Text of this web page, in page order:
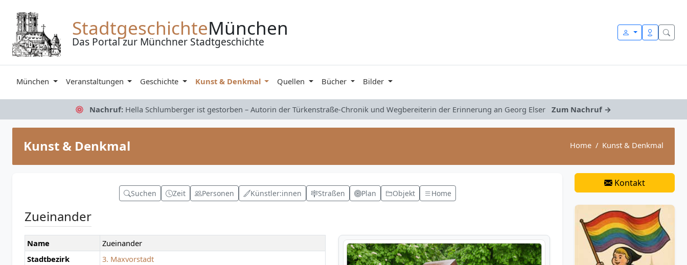
StadtgeschichteMünchen
Das Portal zur Münchner Stadtgeschichte
München Veranstaltungen Geschichte Kunst & Denkmal Quellen Bücher Bilder
Nachruf: Hella Schlumberger ist gestorben – Autorin der Türkenstraße-Chronik und Wegbereiterin der Erinnerung an Georg Elser Zum Nachruf →
Kunst & Denkmal Home Kunst & Denkmal
Suchen Zeit Personen Künstler:innen Straßen Plan Objekt Home
Zueinander
Name
Zueinander
Stadtbezirk
3. Maxvorstadt
Kontakt